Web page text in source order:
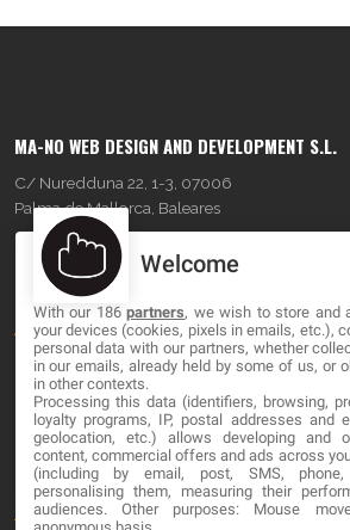
MA-NO WEB DESIGN AND DEVELOPMENT S.L.
C/ Nuredduna 22, 1-3, 07006
Palma de Mallorca, Baleares
OUR COMPANY
About
Blog
Contact
LEGAL
Terminos y Condiciones
Welcome
With our 186partners, we wish to store and
your devices (cookies, pixels in emails, etc.),
personal data with our partners, whether
in our emails, already held by some of us, or
in other contexts.
Processing this data (identifiers, browsing,
loyalty programs, IP, postal addresses and
geolocation, etc.) allows developing and
content, commercial offers and ads across
(including by email, post, SMS,
personalising them, measuring their
audiences. Other purposes: Mouse
anonymous basis.